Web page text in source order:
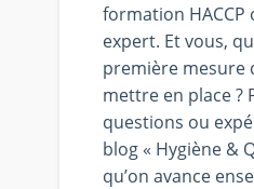
formation
expert. Et vous,
première mesure
mettre en place ?
questions ou
blog « Hygiène &
qu’on avance